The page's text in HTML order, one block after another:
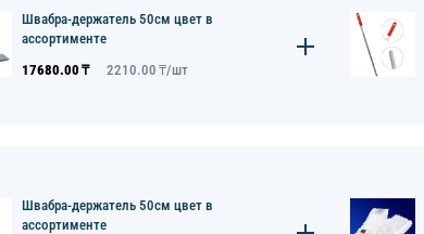
Швабра-держатель 50см цвет в
ассортименте
17680.00 ₸ 2210.00 ₸/шт
Швабра-держатель 50см цвет в
ассортименте